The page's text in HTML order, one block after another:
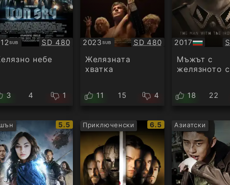
SUB Качество:
SD 480
небе
3 4 1
2023SUB
Субтитри Качество:
SD 480
Желязната
хватка
11 15 4
2017
БГ
аудио
Мъжът с
желязното
18 22
IMDb
рейтинг:
5.5 Приключенски
IMDb
рейтинг:
6.5 Азиатски